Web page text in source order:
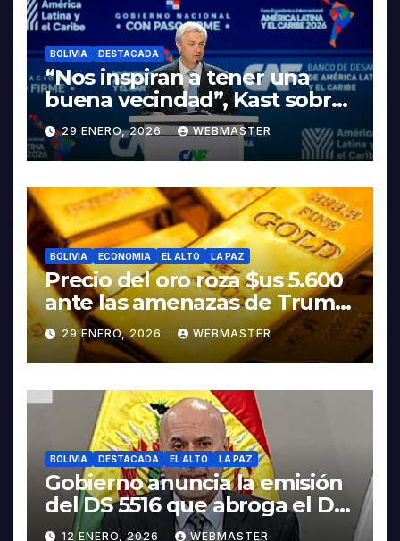
BOLIVIA DESTACADA
“Nos inspiran a tener una
buena vecindad”, Kast sobre
discurso del presidente
Rodrigo Paz
29 ENERO, 2026 WEBMASTER
BOLIVIA ECONOMIA EL ALTO LA PAZ
Precio del oro roza $us 5.600
ante las amenazas de Trump
contra Irán
29 ENERO, 2026 WEBMASTER
BOLIVIA DESTACADA EL ALTO LA PAZ
Gobierno anuncia la emisión
del DS 5516 que abroga el DS
5503
12 ENERO, 2026 WEBMASTER